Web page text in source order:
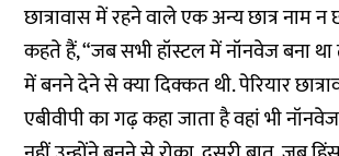
छात्रावास में रहने वाले एक अन्य छात्र नाम न
कहते हैं, “जब सभी हॉस्टल में नॉनवेज बना था
में बनने देने से क्या दिक्कत थी. पेरियार
एबीवीपी का गढ़ कहा जाता है वहां भी